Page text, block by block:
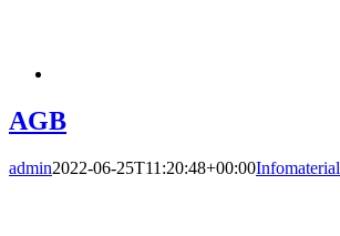
AGB
admin2022-06-25T11:20:48+00:00Infomaterial